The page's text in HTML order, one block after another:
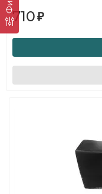
710₽